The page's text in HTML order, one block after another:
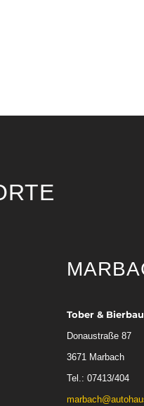
Tober &
Donaustraße 87
3671 Marbach
Tel.: 07413/404